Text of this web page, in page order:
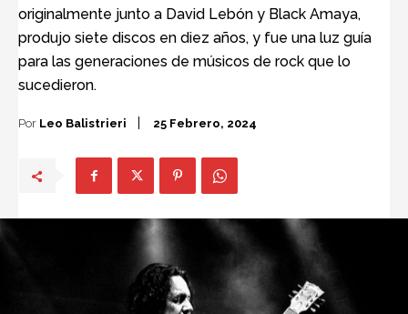
originalmente junto a David Lebón y Black Amaya,
produjo siete discos en diez años, y fue una luz guía
para las generaciones de músicos de rock que lo
sucedieron.
Por Leo Balistrieri 25 Febrero, 2024